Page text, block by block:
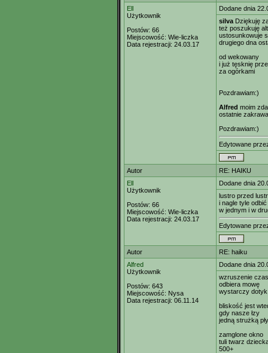
Ell
Użytkownik
Postów: 66
Miejscowość: Wie-liczka
Data rejestracji: 24.03.17
Dodane dnia
silva Dziękuję
też poszukuję
ustosunkowuje
drugiego dna
od wekowany
i już tęsknię
za ogórkami
Pozdrawiam:)
Alfred moim
ostatnie
Pozdrawiam:)
Edytowane
Autor
RE: HAIKU
Ell
Użytkownik
Postów: 66
Miejscowość: Wie-liczka
Data rejestracji: 24.03.17
Dodane dnia
lustro przed
i nagle tyle odbić
w jednym i w
Edytowane
Autor
RE: haiku
Alfred
Użytkownik
Postów: 643
Miejscowość: Nysa
Data rejestracji: 06.11.14
Dodane dnia
wzruszenie
odbiera mowę
wystarczy dotyk
bliskość jest
gdy nasze łzy
jedną strużką
zamglone okno
tuli twarz
500+